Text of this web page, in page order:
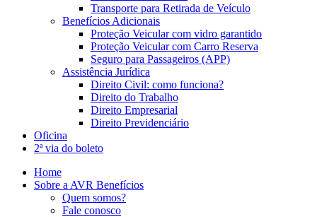
Transporte para Retirada de Veículo
Benefícios Adicionais
Proteção Veicular com vidro garantido
Proteção Veicular com Carro Reserva
Seguro para Passageiros (APP)
Assistência Jurídica
Direito Civil: como funciona?
Direito do Trabalho
Direito Empresarial
Direito Previdenciário
Oficina
2ª via do boleto
Home
Sobre a AVR Benefícios
Quem somos?
Fale conosco